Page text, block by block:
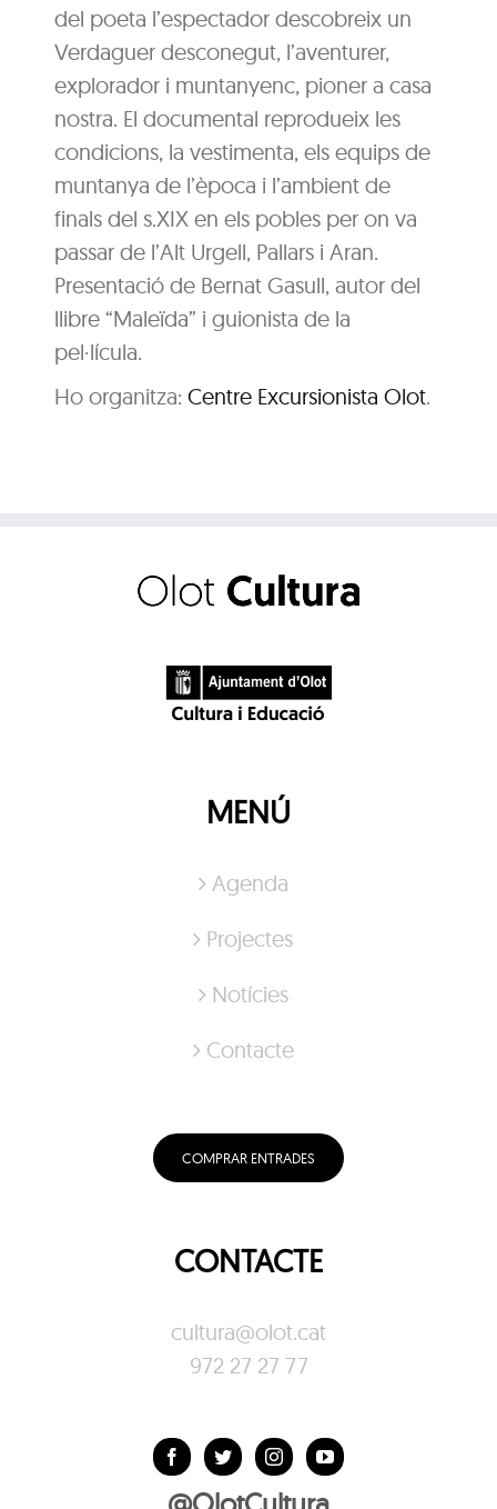
del poeta l’espectador descobreix un
Verdaguer desconegut, l’aventurer,
explorador i muntanyenc, pioner a casa
nostra. El documental reprodueix les
condicions, la vestimenta, els equips de
muntanya de l’època i l’ambient de
finals del s.XIX en els pobles per on va
passar de l’Alt Urgell, Pallars i Aran.
Presentació de Bernat Gasull, autor del
llibre “Maleïda” i guionista de la
pel·lícula.
Ho organitza:Centre Excursionista Olot.
MENÚ
Agenda
Projectes
Notícies
Contacte
COMPRAR ENTRADES
CONTACTE
cultura@olot.cat
972 27 27 77